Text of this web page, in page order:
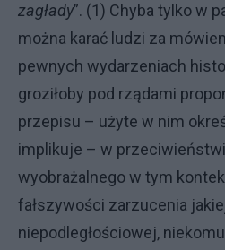
zagłady”. (1) Chyba tylko w
można karać ludzi za
pewnych wydarzeniach
groziłoby pod rządami
przepisu – użyte w nim
implikuje – w
wyobrażalnego w tym
fałszywości zarzucenia
niepodległościowej,